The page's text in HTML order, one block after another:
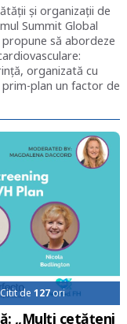
și organizații de
Summit Global
să abordeze
organizată cu
plan un factor de
de127ori
„Mulți cetățeni